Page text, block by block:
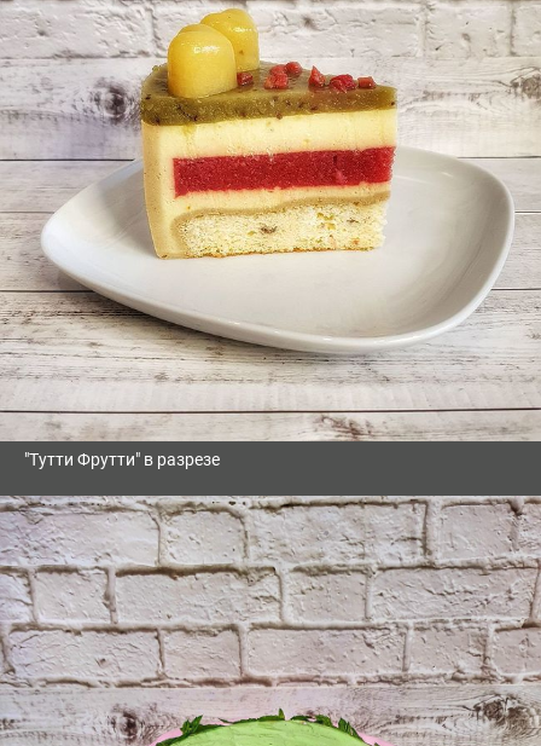
"Тутти Фрутти" в разрезе